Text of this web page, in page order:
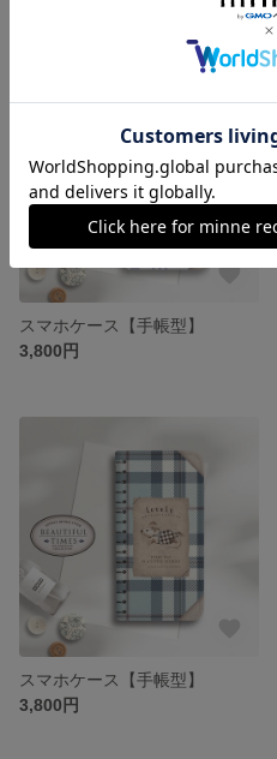
スマホケース【手帳型】
3,800円
スマホケース【手帳型】
3,800円